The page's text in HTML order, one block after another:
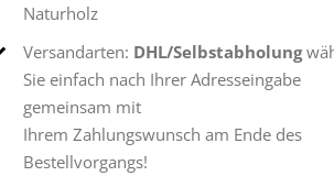
Naturholz
Versandarten: DHL/Selbstabholung
Sie einfach nach Ihrer Adresseingabe
gemeinsam mit
Ihrem Zahlungswunsch am Ende des
Bestellvorgangs!